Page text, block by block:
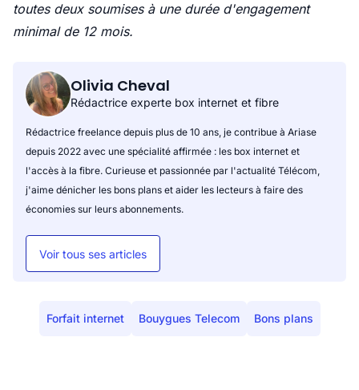
toutes deux soumises à une durée d'engagement
minimal de 12 mois.
Olivia Cheval
Rédactrice experte box internet et fibre
Rédactrice freelance depuis plus de 10 ans, je contribue à Ariase
depuis 2022 avec une spécialité affirmée : les box internet et
l'accès à la fibre. Curieuse et passionnée par l'actualité Télécom,
j'aime dénicher les bons plans et aider les lecteurs à faire des
économies sur leurs abonnements.
Voir tous ses articles
Forfait internet Bouygues Telecom Bons plans